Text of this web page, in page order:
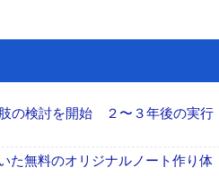
の検討を開始 ２〜３年後の実行
無料のオリジナルノート作り体